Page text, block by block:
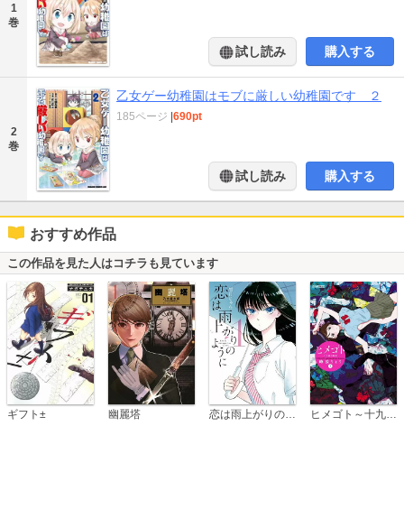
1
巻
試し読み 購入する
2
巻
乙女ゲー幼稚園はモブに厳しい幼稚園です ２
185ページ |690pt
試し読み 購入する
おすすめ作品
この作品を見た人はコチラも見ています
ギフト± 幽麗塔 ヒメゴト～十九歳の制服～